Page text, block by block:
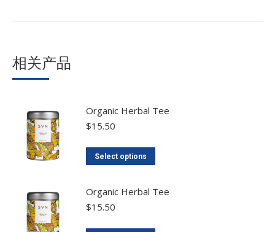
相关产品
Organic Herbal Tee
$15.50
Select options
Organic Herbal Tee
$15.50